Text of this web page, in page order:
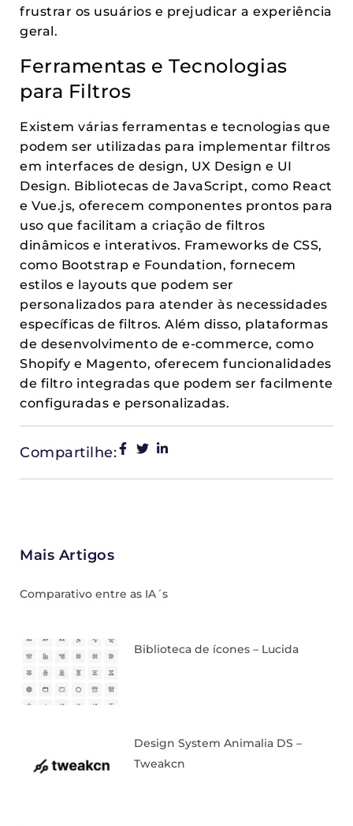
frustrar os usuários e prejudicar a experiência
geral.
Ferramentas e Tecnologias
para Filtros
Existem várias ferramentas e tecnologias que
podem ser utilizadas para implementar filtros
em interfaces de design, UX Design e UI
Design. Bibliotecas de JavaScript, como React
e Vue.js, oferecem componentes prontos para
uso que facilitam a criação de filtros
dinâmicos e interativos. Frameworks de CSS,
como Bootstrap e Foundation, fornecem
estilos e layouts que podem ser
personalizados para atender às necessidades
específicas de filtros. Além disso, plataformas
de desenvolvimento de e-commerce, como
Shopify e Magento, oferecem funcionalidades
de filtro integradas que podem ser facilmente
configuradas e personalizadas.
Compartilhe:
Mais Artigos
Comparativo entre as IA´s
Biblioteca de ícones – Lucida
Design System Animalia DS –
Tweakcn